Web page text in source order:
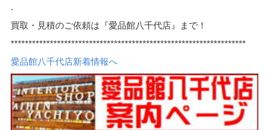
.
買取・見積のご依頼は『愛品館八千代店』まで！
******************************************************************
愛品館八千代店新着情報へ